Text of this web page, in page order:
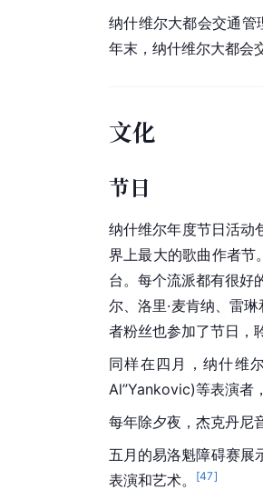
纳什维尔大都会交通
年末，纳什维尔大都会
文化
节日
纳什维尔年度节日活动
界上最大的歌曲作者节
台。每个流派都有很好
尔、洛里·麦肯纳、雷琳
者粉丝也参加了节日，
同样在四月，纳什维
Al”Yankovic)等表演者
每年除夕夜 ，杰克丹
五月的易洛魁障碍赛展
表演和艺术。
[47]